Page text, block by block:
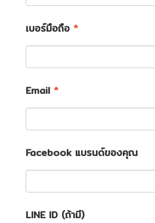
เบอร์มือถือ *
Email *
Facebook แบรนด์ของคุณ
LINE ID (ถ้ามี)